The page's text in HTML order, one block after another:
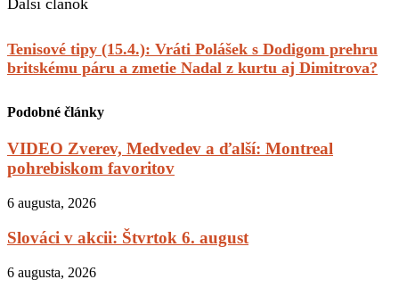
Ďalší článok
Tenisové tipy (15.4.): Vráti Polášek s Dodigom prehru
britskému páru a zmetie Nadal z kurtu aj Dimitrova?
Podobné články
VIDEO Zverev, Medvedev a ďalší: Montreal
pohrebiskom favoritov
6 augusta, 2026
Slováci v akcii: Štvrtok 6. august
6 augusta, 2026